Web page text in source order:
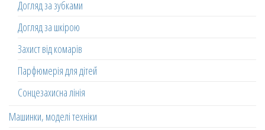
Догляд за зубками
Догляд за шкірою
Захист від комарів
Парфюмерія для дітей
Сонцезахисна лінія
Машинки, моделі техніки